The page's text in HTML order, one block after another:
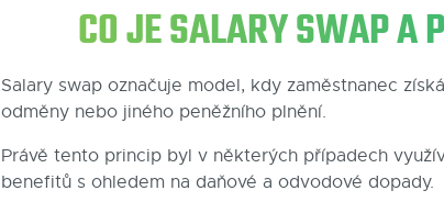
CO JE SALARY SWAP A
Salary swap označuje model, kdy zaměstnanec
odměny nebo jiného peněžního plnění.
Právě tento princip byl v některých případech
benefitů s ohledem na daňové a odvodové dopady.